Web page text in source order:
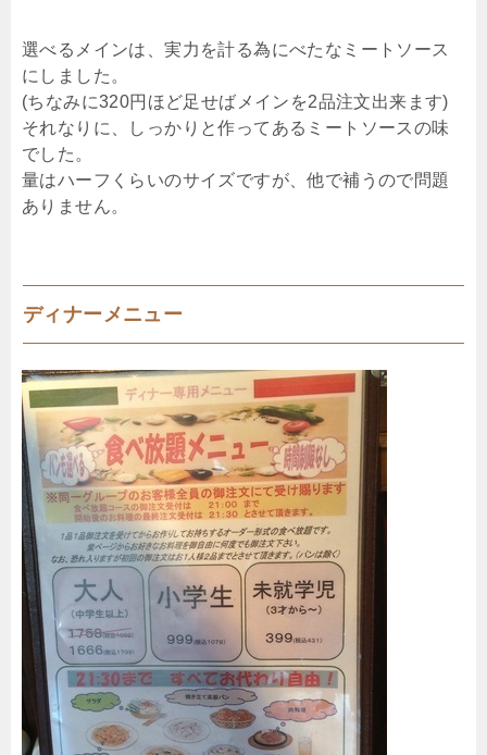
選べるメインは、実力を計る為にべたなミートソース
にしました。
(ちなみに320円ほど足せばメインを2品注文出来ます)
それなりに、しっかりと作ってあるミートソースの味
でした。
量はハーフくらいのサイズですが、他で補うので問題
ありません。
ディナーメニュー